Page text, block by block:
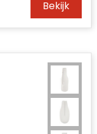
Bekijk